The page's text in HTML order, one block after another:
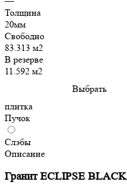
Толщина
20мм
Свободно
83.313 м2
В резерве
11.592 м2
Выбрать
плитка
Пучок
Слэбы
Описание
Гранит ECLIPSE BLACK